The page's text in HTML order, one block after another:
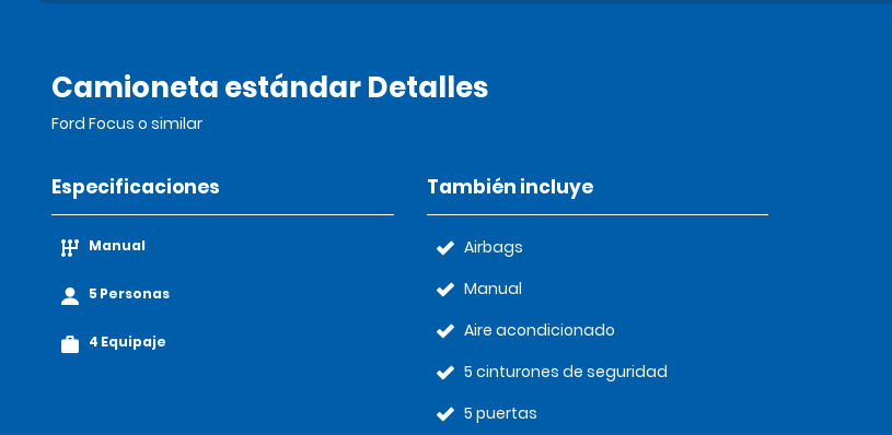
Camioneta estándar Detalles
Ford Focus o similar
Especificaciones
Manual
5 Personas
4 Equipaje
También incluye
Airbags
Manual
Aire acondicionado
5 cinturones de seguridad
5 puertas